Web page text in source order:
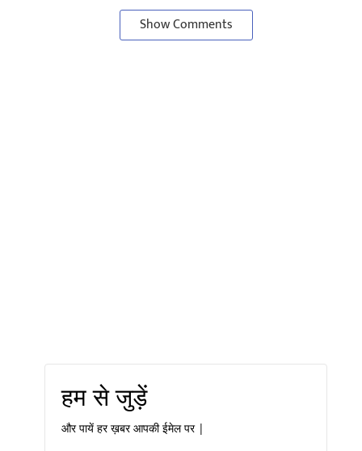
Show Comments
हम से जुड़ें
और पायें हर ख़बर आपकी ईमेल पर |